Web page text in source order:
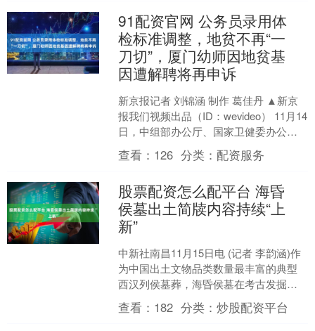
91配资官网 公务员录用体
检标准调整，地贫不再“一
刀切”，厦门幼师因地贫基
因遭解聘将再申诉
新京报记者 刘锦涵 制作 葛佳丹 ▲新京
报我们视频出品（ID：wevideo） 11月14
日，中组部办公厅、国家卫健委办公厅
发通知，调整公务员录用体检有关项目
检....
查看： 126 分类：配资服务
股票配资怎么配平台 海昏
侯墓出土简牍内容持续“上
新”
中新社南昌11月15日电 (记者 李韵涵)作
为中国出土文物品类数量最丰富的典型
西汉列侯墓葬，海昏侯墓在考古发掘之
初，以其出土百余公斤重的黄金器物惊
艳世人。今年恰....
查看： 182 分类：炒股配资平台